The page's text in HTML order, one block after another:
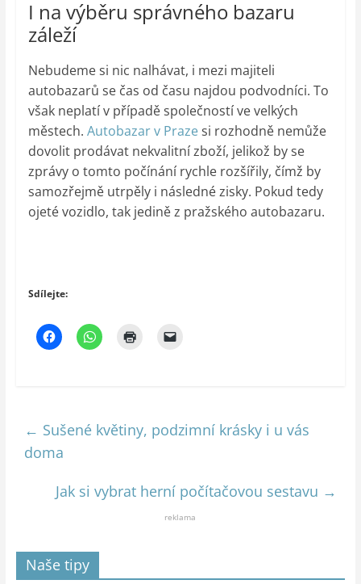
I na výběru správného bazaru
záleží
Nebudeme si nic nalhávat, i mezi majiteli
autobazarů se čas od času najdou podvodníci. To
však neplatí v případě společností ve velkých
městech. Autobazar v Prazesi rozhodně nemůže
dovolit prodávat nekvalitní zboží, jelikož by se
zprávy o tomto počínání rychle rozšířily, čímž by
samozřejmě utrpěly i následné zisky. Pokud tedy
ojeté vozidlo, tak jedině z pražského autobazaru.
Sdílejte:
← Sušené květiny, podzimní krásky i u vás
doma
Jak si vybrat herní počítačovou sestavu →
reklama
Naše tipy